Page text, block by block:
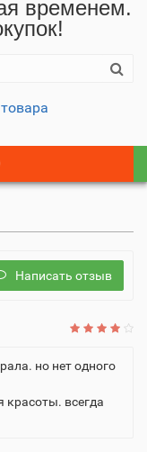
временем.
Написать отзыв
но нет одного
всегда